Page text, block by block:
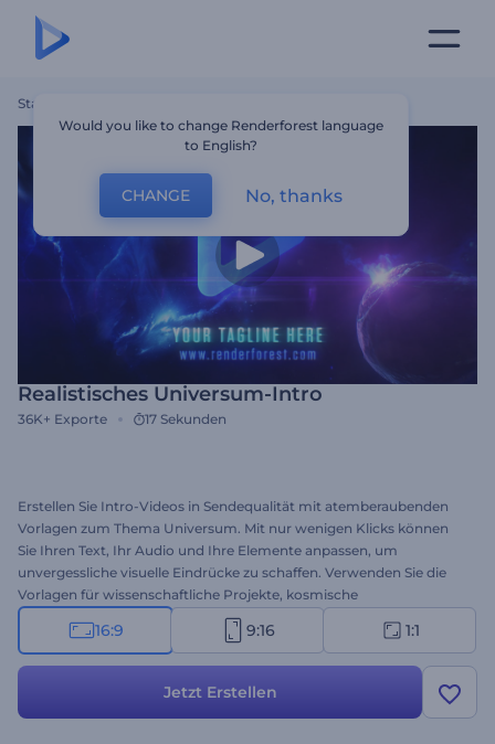
Startseite
Realistisches Universum-Intro
36K+ Exporte 17 Sekunden
Erstellen Sie Intro-Videos in Sendequalität mit atemberaubenden
Vorlagen zum Thema Universum. Mit nur wenigen Klicks können
Sie Ihren Text, Ihr Audio und Ihre Elemente anpassen, um
unvergessliche visuelle Eindrücke zu schaffen. Verwenden Sie die
Vorlagen für wissenschaftliche Projekte, kosmische
Werbeaktionen, Werbung und vieles mehr. Probieren Sie die
Erstellung kostenlos aus!
16:9 9:16 1:1
Jetzt Erstellen
Would you like to change Renderforest language
to English?
CHANGE No, thanks